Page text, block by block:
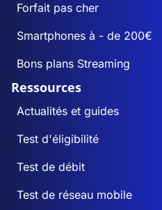
Forfait pas cher
Smartphones à - de 200€
Bons plans Streaming
Ressources
Actualités et guides
Test d'éligibilité
Test de débit
Test de réseau mobile